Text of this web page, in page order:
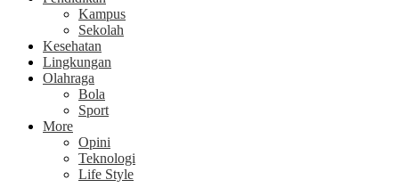
Kampus
Sekolah
Kesehatan
Lingkungan
Olahraga
Bola
Sport
More
Opini
Teknologi
Life Style